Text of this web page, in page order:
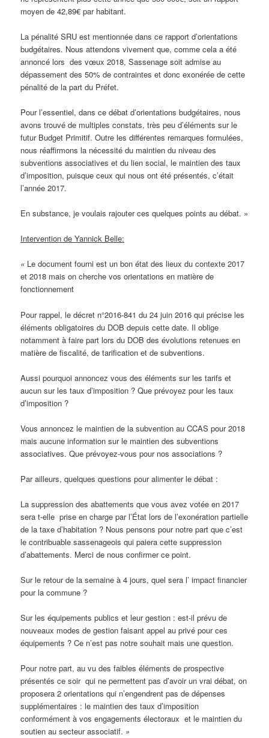
moyen de 42,89€ par habitant.
La pénalité SRU est mentionnée dans ce rapport d’orientations
budgétaires. Nous attendons vivement que, comme cela a été
annoncé lors des vœux 2018, Sassenage soit admise au
dépassement des 50% de contraintes et donc exonérée de cette
pénalité de la part du Préfet.
Pour l’essentiel, dans ce débat d’orientations budgétaires, nous
avons trouvé de multiples constats, très peu d’éléments sur le
futur Budget Primitif. Outre les différentes remarques formulées,
nous réaffirmons la nécessité du maintien du niveau des
subventions associatives et du lien social, le maintien des taux
d’imposition, puisque ceux qui nous ont été présentés, c’était
l’année 2017.
En substance, je voulais rajouter ces quelques points au débat. »
Intervention de Yannick Belle:
« Le document fourni est un bon état des lieux du contexte 2017
et 2018 mais on cherche vos orientations en matière de
fonctionnement
Pour rappel, le décret n°2016-841 du 24 juin 2016 qui précise les
éléments obligatoires du DOB depuis cette date. Il oblige
notamment à faire part lors du DOB des évolutions retenues en
matière de fiscalité, de tarification et de subventions.
Aussi pourquoi annoncez vous des éléments sur les tarifs et
aucun sur les taux d’imposition ? Que prévoyez pour les taux
d’imposition ?
Vous annoncez le maintien de la subvention au CCAS pour 2018
mais aucune information sur le maintien des subventions
associatives. Que prévoyez-vous pour nos associations ?
Par ailleurs, quelques questions pour alimenter le débat :
La suppression des abattements que vous avez votée en 2017
sera t-elle prise en charge par l’État lors de l’exonération partielle
de la taxe d’habitation ? Nous pensons pour notre part que c’est
le contribuable sassenageois qui paiera cette suppression
d’abattements. Merci de nous confirmer ce point.
Sur le retour de la semaine à 4 jours, quel sera l’ impact financier
pour la commune ?
Sur les équipements publics et leur gestion : est-il prévu de
nouveaux modes de gestion faisant appel au privé pour ces
équipements ? Ce n’est pas notre souhait mais une question.
Pour notre part, au vu des faibles éléments de prospective
présentés ce soir qui ne permettent pas d’avoir un vrai débat, on
proposera 2 orientations qui n’engendrent pas de dépenses
supplémentaires : le maintien des taux d’imposition
conformément à vos engagements électoraux et le maintien du
soutien au secteur associatif. »